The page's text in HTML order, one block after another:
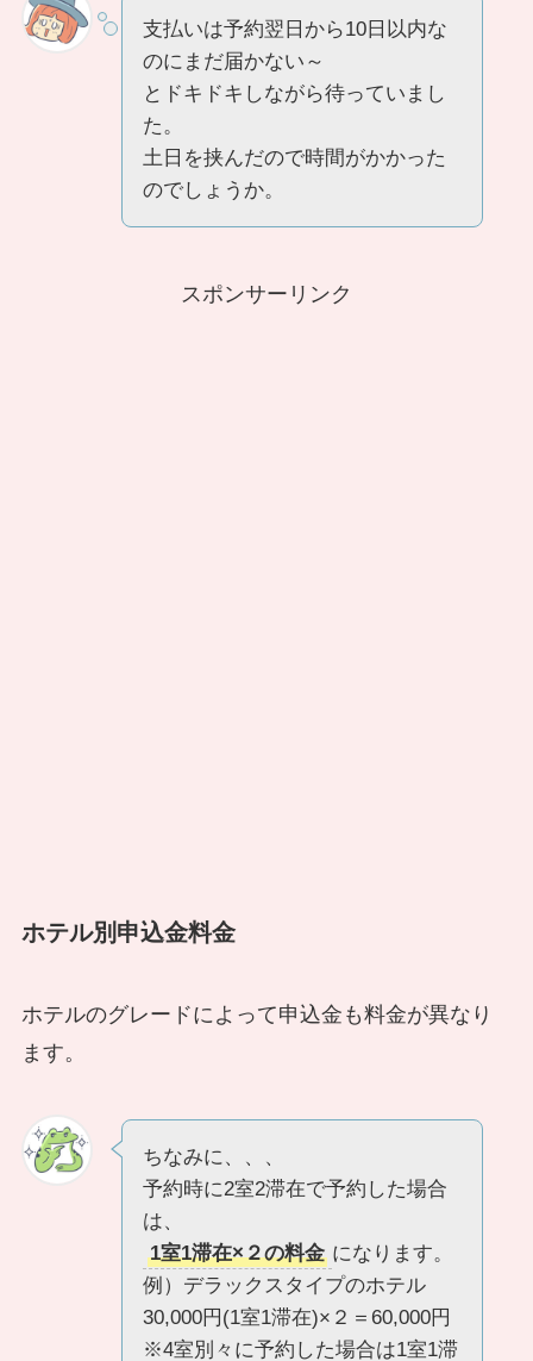
支払いは予約翌日から10日以内な
のにまだ届かない～
とドキドキしながら待っていまし
た。
土日を挟んだので時間がかかった
のでしょうか。
スポンサーリンク
ホテル別申込金料金
ホテルのグレードによって申込金も料金が異なり
ます。
ちなみに、、、
予約時に2室2滞在で予約した場合
は、
1室1滞在×２の料金 になります。
例）デラックスタイプのホテル
30,000円(1室1滞在)×２＝60,000円
※4室別々に予約した場合は1室1滞